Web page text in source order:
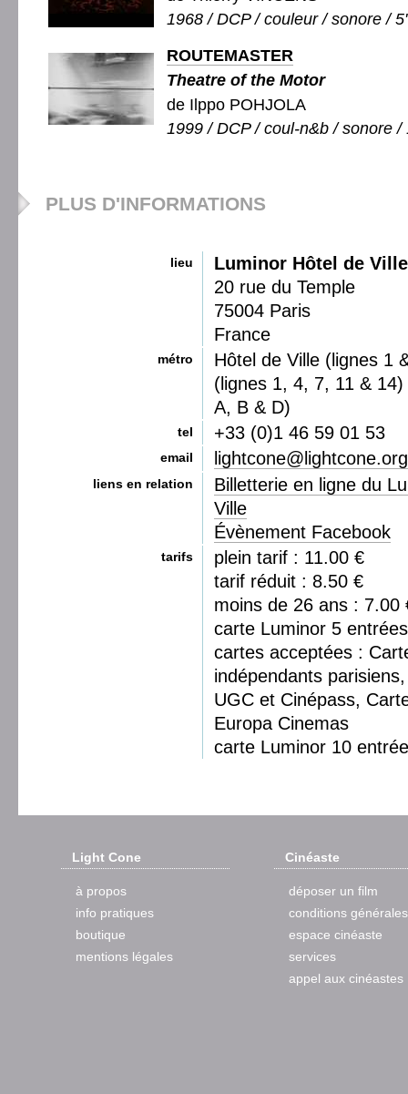
1968 / DCP / couleur / sonore /
ROUTEMASTER
Theatre of the Motor
de Ilppo POHJOLA
1999 / DCP / coul-n&b / sonore /
PLUS D'INFORMATIONS
lieu
Luminor Hôtel de Ville
20 rue du Temple
75004 Paris
France
métro
Hôtel de Ville (lignes 1
(lignes 1, 4, 7, 11 &
A, B & D)
tel +33 (0)1 46 59 01 53
email lightcone@lightcone.org
liens en relation
Billetterie en ligne du
Ville
Évènement Facebook
tarifs
plein tarif : 11.00 €
tarif réduit : 8.50 €
moins de 26 ans : 7.00
carte Luminor 5
cartes acceptées :
indépendants
UGC et Cinépass,
Europa Cinemas
carte Luminor 10
Light Cone
à propos
info pratiques
boutique
mentions légales
Cinéaste
déposer un film
conditions générales
espace cinéaste
services
appel aux cinéastes